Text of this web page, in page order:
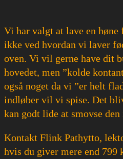
Vi har valgt at lave en høne
ikke ved hvordan vi laver
oven. Vi vil gerne have dit
hovedet, men ”kolde
også noget da vi ”er helt
indløber vil vi spise. Det
kan godt lide at smovse den
Kontakt Flink Pathytto,
hvis du giver mere end 799